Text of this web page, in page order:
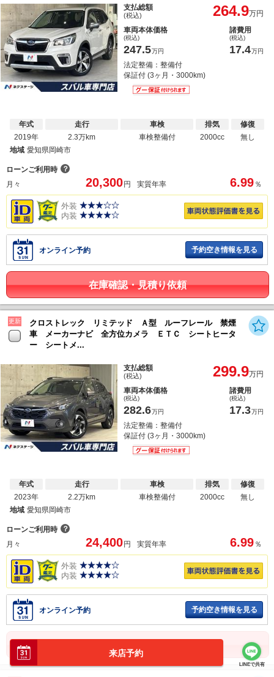
来店予約
LINEで共有
支払総額
(税込) 264.9万円
車両本体価格
(税込)
247.5万円
諸費用
(税込)
17.4万円
法定整備：整備付
保証付 (3ヶ月・3000km)
年式
2019年
走行
2.3万km
車検
車検整備付
排気
2000cc
修復
無し
地域 愛知県岡崎市
ローンご利用時 ？
月々
20,300円 実質年率 6.99 ％
外装
内装
オンライン予約 予約空き情報を見る
在庫確認・見積り依頼
更新
クロストレック リミテッド Ａ型 ルーフレール 禁煙
車 メーカーナビ 全方位カメラ ＥＴＣ シートヒータ
ー シートメ...
支払総額
(税込) 299.9万円
車両本体価格
(税込)
282.6万円
諸費用
(税込)
17.3万円
法定整備：整備付
保証付 (3ヶ月・3000km)
年式
2023年
走行
2.2万km
車検
車検整備付
排気
2000cc
修復
無し
地域 愛知県岡崎市
ローンご利用時 ？
月々
24,400 円 実質年率 6.99 ％
外装
内装
オンライン予約 予約空き情報を見る